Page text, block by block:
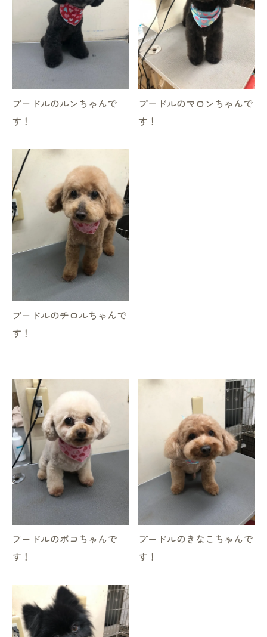
プードルのルンちゃんで
す！
プードルのマロンちゃんで
す！
プードルのチロルちゃんで
す！
プードルのポコちゃんで
す！
プードルのきなこちゃんで
す！